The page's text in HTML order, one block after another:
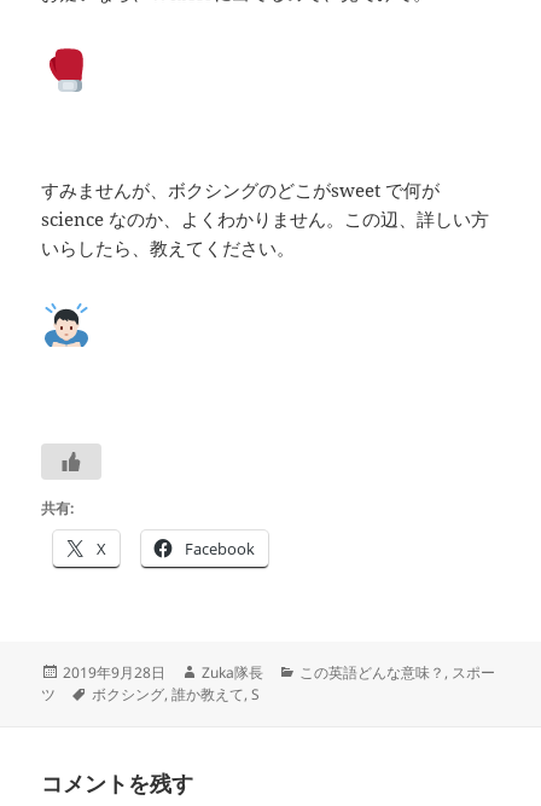
すみませんが、ボクシングのどこがsweet で何が
science なのか、よくわかりません。この辺、詳しい方
いらしたら、教えてください。
共有:
X Facebook
投
稿
2019年9月28日
作
成
Zuka隊長
カ
この英語どんな意味？ , スポー
ツ
タ
ボクシング,誰か教えて,S
コメントを残す